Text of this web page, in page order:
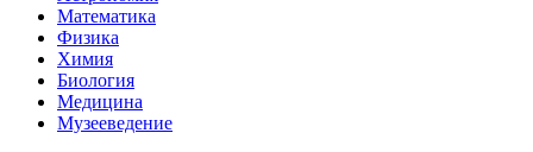
Математика
Физика
Химия
Биология
Медицина
Музееведение